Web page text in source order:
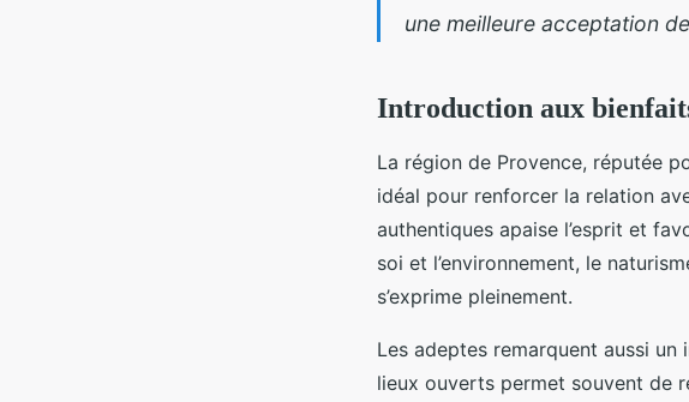
une meilleure acceptation
Introduction aux
La région de Provence, réputée
idéal pour renforcer la relation
authentiques apaise l’esprit et
soi et l’environnement, le
s’exprime pleinement.
Les adeptes remarquent aussi
lieux ouverts permet souvent de